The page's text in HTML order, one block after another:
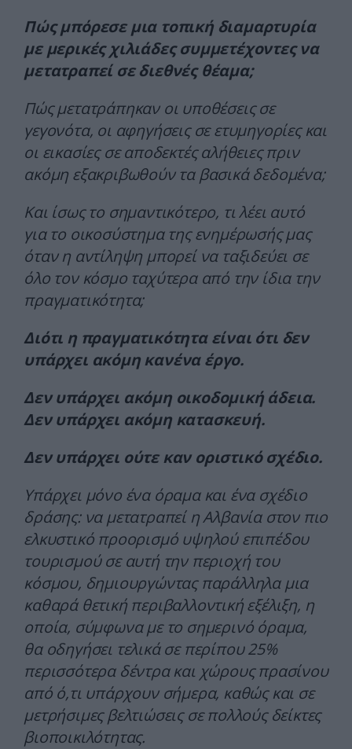
Πώς μπόρεσε μια τοπική διαμαρτυρία
με μερικές χιλιάδες συμμετέχοντες να
μετατραπεί σε διεθνές θέαμα;
Πώς μετατράπηκαν οι υποθέσεις σε
γεγονότα, οι αφηγήσεις σε ετυμηγορίες και
οι εικασίες σε αποδεκτές αλήθειες πριν
ακόμη εξακριβωθούν τα βασικά δεδομένα;
Και ίσως το σημαντικότερο, τι λέει αυτό
για το οικοσύστημα της ενημέρωσής μας
όταν η αντίληψη μπορεί να ταξιδεύει σε
όλο τον κόσμο ταχύτερα από την ίδια την
πραγματικότητα;
Διότι η πραγματικότητα είναι ότι δεν
υπάρχει ακόμη κανένα έργο.
Δεν υπάρχει ακόμη οικοδομική άδεια.
Δεν υπάρχει ακόμη κατασκευή.
Δεν υπάρχει ούτε καν οριστικό σχέδιο.
Υπάρχει μόνο ένα όραμα και ένα σχέδιο
δράσης: να μετατραπεί η Αλβανία στον πιο
ελκυστικό προορισμό υψηλού επιπέδου
τουρισμού σε αυτή την περιοχή του
κόσμου, δημιουργώντας παράλληλα μια
καθαρά θετική περιβαλλοντική εξέλιξη, η
οποία, σύμφωνα με το σημερινό όραμα,
θα οδηγήσει τελικά σε περίπου 25%
περισσότερα δέντρα και χώρους πρασίνου
από ό,τι υπάρχουν σήμερα, καθώς και σε
μετρήσιμες βελτιώσεις σε πολλούς δείκτες
βιοποικιλότητας.